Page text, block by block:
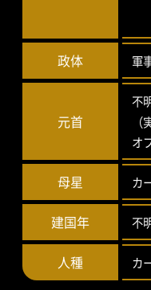
政体 軍
元首
不
オ
母星 カ
建国年 不
人種 カ